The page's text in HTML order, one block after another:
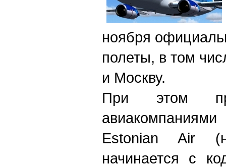
ноября
полеты, в том
и Москву.
При этом
Estonian Air
начинается с